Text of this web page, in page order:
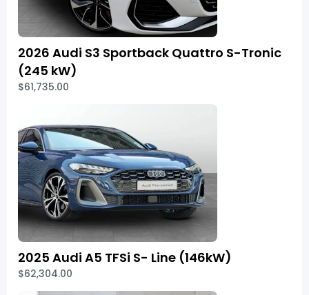
2026 Audi S3 Sportback Quattro S-Tronic
(245 kW)
$61,735.00
2025 Audi A5 TFSi S- Line (146kW)
$62,304.00